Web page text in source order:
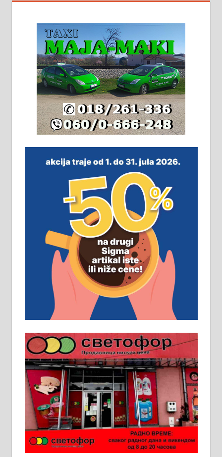
стамбене целине једна уз другу.
2х150м2, две гараже, централно
грејање на гас и дрва. Две
адресе. 063/71-74-023
Издајем комплетно опремљену
халу на Житковачком путу, на
плацу површине око 7 ари.
064/321-80-51; 063/102-35-25
На продају легализована, нова,
м2 са плацем од 8 ари у Зеленом
виру у Алексинцу. Могућа
замена. 064/21-63-584
ПОСЛОВНИ ОГЛАСИ
Рудник и флотација Рудник
д.о.о. Рудник запошљава 20
помоћника рудара. Услови:
Основна школа, пожељно радно
искуство на истим и сличним
пословима, али не и неопходан
услов. Обезбеђен смештај,
превоз, исхрана. 032/57-41-122 –
локал 22
Пружам услуге завршних радова
у грађевини, хидроизолације и
молерских радова. 061/25-28-058
Ало таксију потребан возач са Б
категоријом. 064/02-85-511
Потребна два радника за рад на
стоваришту „Липа промет” у